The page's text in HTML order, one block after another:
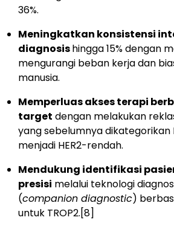
36%.
Meningkatkan konsistensi
diagnosishingga 15% dengan
mengurangi beban kerja dan
manusia.
Memperluas akses terapi
target dengan melakukan
yang sebelumnya dikategorikan
menjadi HER2-rendah.
Mendukung identifikasi
presisi melalui teknologi
(companion diagnostic)
untuk TROP2.[8]